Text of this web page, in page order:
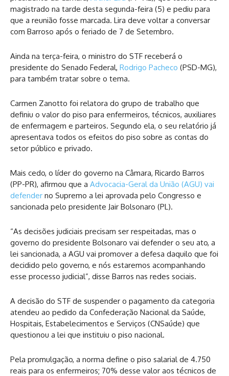
magistrado na tarde desta segunda-feira (5) e pediu para
que a reunião fosse marcada. Lira deve voltar a conversar
com Barroso após o feriado de 7 de Setembro.
Ainda na terça-feira, o ministro do STF receberá o
presidente do Senado Federal, Rodrigo Pacheco (PSD-MG),
para também tratar sobre o tema.
Carmen Zanotto foi relatora do grupo de trabalho que
definiu o valor do piso para enfermeiros, técnicos, auxiliares
de enfermagem e parteiros. Segundo ela, o seu relatório já
apresentava todos os efeitos do piso sobre as contas do
setor público e privado.
Mais cedo, o líder do governo na Câmara, Ricardo Barros
(PP-PR), afirmou que a Advocacia-Geral da União (AGU) vai
defender no Supremo a lei aprovada pelo Congresso e
sancionada pelo presidente Jair Bolsonaro (PL).
“As decisões judiciais precisam ser respeitadas, mas o
governo do presidente Bolsonaro vai defender o seu ato, a
lei sancionada, a AGU vai promover a defesa daquilo que foi
decidido pelo governo, e nós estaremos acompanhando
esse processo judicial”, disse Barros nas redes sociais.
A decisão do STF de suspender o pagamento da categoria
atendeu ao pedido da Confederação Nacional da Saúde,
Hospitais, Estabelecimentos e Serviços (CNSaúde) que
questionou a lei que instituiu o piso nacional.
Pela promulgação, a norma define o piso salarial de 4.750
reais para os enfermeiros; 70% desse valor aos técnicos de